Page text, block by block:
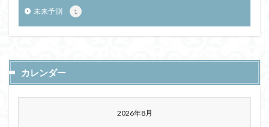
未来予測 1
カレンダー
2026年8月